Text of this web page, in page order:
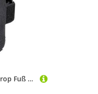
Wdbild Einstellbare Drop Fuß Stützklammer Mit Aluminiumplatte Und Atmungsaktive Netze Zur Verbesserung Der Stabilität Beim Flexiblen Drahtschuh Der Stabil